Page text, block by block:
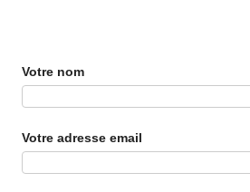
Votre nom
Votre adresse email